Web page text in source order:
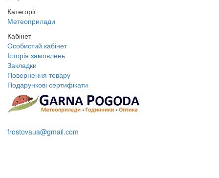
Категорії
Метеоприлади
Кабінет
Особистий кабінет
Історія замовлень
Закладки
Повернення товару
Подарункові сертифікати
frostovaua@gmail.com